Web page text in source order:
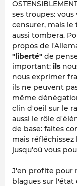
ses troupes: vous
censurer, mais
aussi tombera.
propos de
"liberté" de
important: ils
nous exprimer
ils ne peuvent
même
clin d'oeil sur le
aussi le rôle
de base: faites
mais
jusqu'où vous
J'en profite pour
blagues sur l'état